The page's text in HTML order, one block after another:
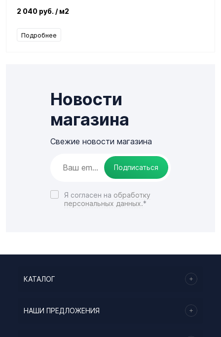
2 040 руб. / м2
Подробнее
Новости
магазина
Свежие новости магазина
Подписаться
Я согласен на обработку
персональных данных.*
КАТАЛОГ
НАШИ ПРЕДЛОЖЕНИЯ